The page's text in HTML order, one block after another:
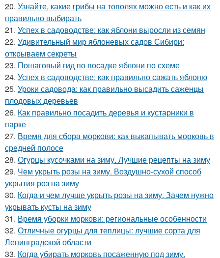
20. Узнайте, какие грибы на тополях можно есть и как их
правильно выбирать
21. Успех в садоводстве: как яблони выросли из семян
22. Удивительный мир яблоневых садов Сибири:
открываем секреты
23. Пошаговый гид по посадке яблони по схеме
24. Успех в садоводстве: как правильно сажать яблоню
25. Уроки садовода: как правильно высадить саженцы
плодовых деревьев
26. Как правильно посадить деревья и кустарники в
парке
27. Время для сбора моркови: как выкапывать морковь в
средней полосе
28. Огурцы кусочками на зиму. Лучшие рецепты на зиму
29. Чем укрыть розы на зиму. Воздушно-сухой способ
укрытия роз на зиму
30. Когда и чем лучше укрыть розы на зиму. Зачем нужно
укрывать кусты на зиму
31. Время уборки моркови: региональные особенности
32. Отличные огурцы для теплицы: лучшие сорта для
Ленинградской области
33. Когда убирать морковь посаженную под зиму.